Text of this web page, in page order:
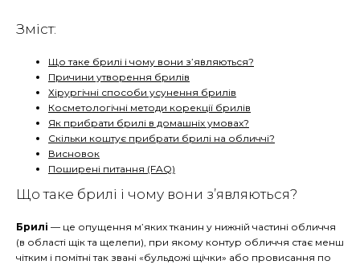
Зміст:
Що таке брилі і чому вони з’являються?
Причини утворення брилів
Хірургічні способи усунення брилів
Косметологічні методи корекції брилів
Як прибрати брилі в домашніх умовах?
Скільки коштує прибрати брилі на обличчі?
Висновок
Поширені питання (FAQ)
Що таке брилі і чому вони з’являються?
Брилі — це опущення м’яких тканин у нижній частині обличчя
(в області щік та щелепи), при якому контур обличчя стає менш
чітким і помітні так звані «бульдожі щічки» або провисання по